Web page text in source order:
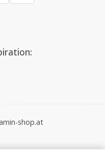
shop.at